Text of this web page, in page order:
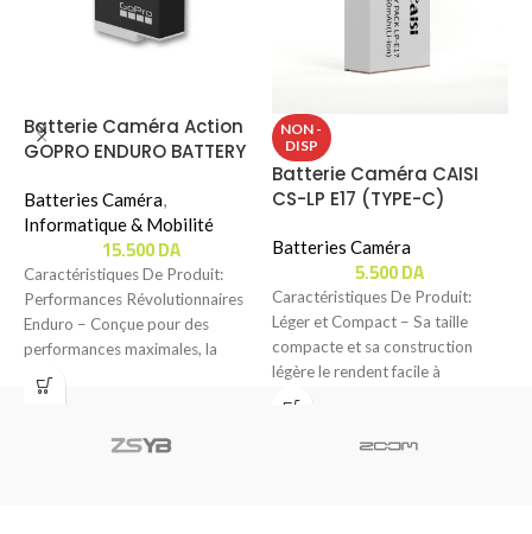
Batterie Caméra Action
GOPRO ENDURO BATTERY
Batteries Caméra,
Informatique & Mobilité
15.500DA
Caractéristiques De Produit:
Performances Révolutionnaires
Enduro – Conçue pour des
performances maximales, la
batterie Enduro de 1 720 mAh est
NON -
DISP
Batterie Caméra CAISI
CS-LP E17 (TYPE-C)
Batteries Caméra
5.500DA
Caractéristiques De Produit:
Léger et Compact – Sa taille
compacte et sa construction
légère le rendent facile à
transporter, parfait